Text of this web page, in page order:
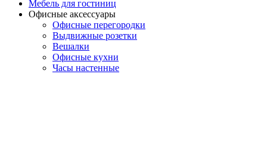
Мебель для гостиниц
Офисные аксессуары
Офисные перегородки
Выдвижные розетки
Вешалки
Офисные кухни
Часы настенные